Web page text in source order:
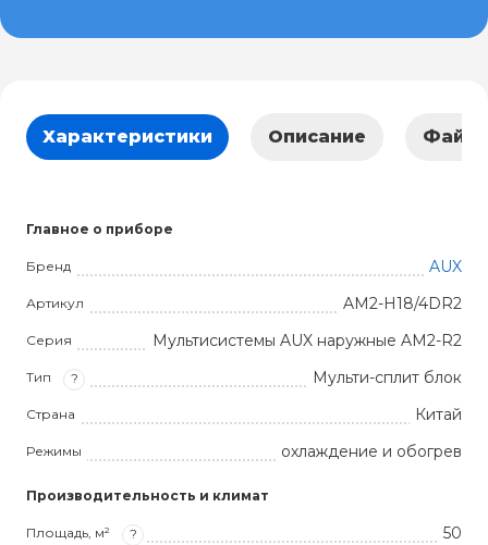
Характеристики Описание
Главное о приборе
Бренд AUX
Артикул AM2-H18/4DR2
Серия Мультисистемы AUX наружные AM2-R2
Тип ? Мульти-сплит блок
Страна Китай
Режимы охлаждение и обогрев
Производительность и климат
Площадь, м² ? 50